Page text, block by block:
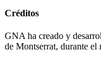
Créditos
GNA ha creado y
de Montserrat, durante